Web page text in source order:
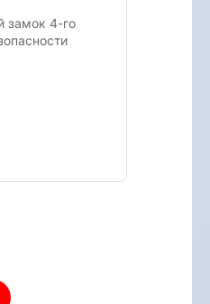
замок 4-го